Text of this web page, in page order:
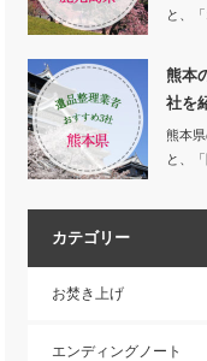
と、
熊本
社を
熊本
と、
カテゴリー
お焚き上げ
エンディングノート